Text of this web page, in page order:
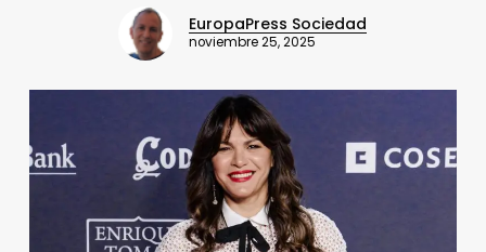
EuropaPress Sociedad
noviembre 25, 2025